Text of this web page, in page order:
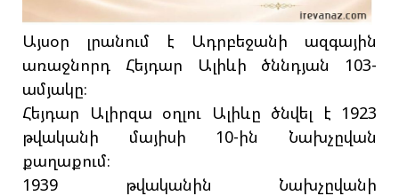
Այսօր լրանում է Ադրբեջանի ազգային
առաջնորդ Հեյդար Ալիևի ծննդյան 103-
ամյակը։
Հեյդար Ալիրզա օղլու Ալիևը ծնվել է 1923
թվականի մայիսի 10-ին Նախչըվան
քաղաքում։
1939 թվականին Նախչըվանի